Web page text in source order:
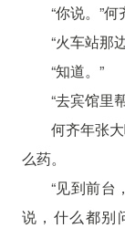
“你说。”何
“火车站那
“知道。”
“去宾馆里
何齐年张
么药。
“见到前台
说，什么都别